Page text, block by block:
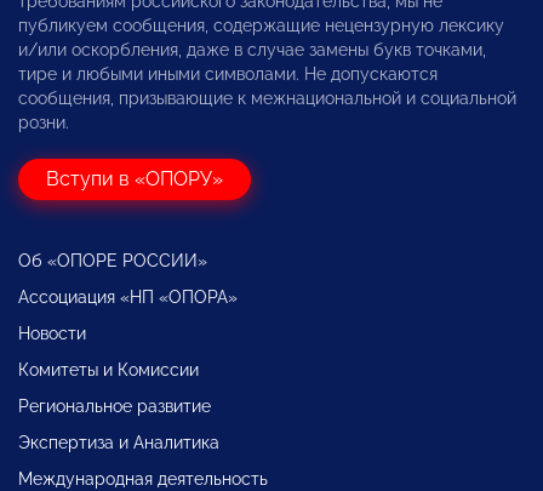
публикуем сообщения, содержащие нецензурную лексику
и/или оскорбления, даже в случае замены букв точками,
тире и любыми иными символами. Не допускаются
сообщения, призывающие к межнациональной и социальной
розни.
Вступи в «ОПОРУ»
Об «ОПОРЕ РОССИИ»
Ассоциация «НП «ОПОРА»
Новости
Комитеты и Комиссии
Региональное развитие
Экспертиза и Аналитика
Международная деятельность